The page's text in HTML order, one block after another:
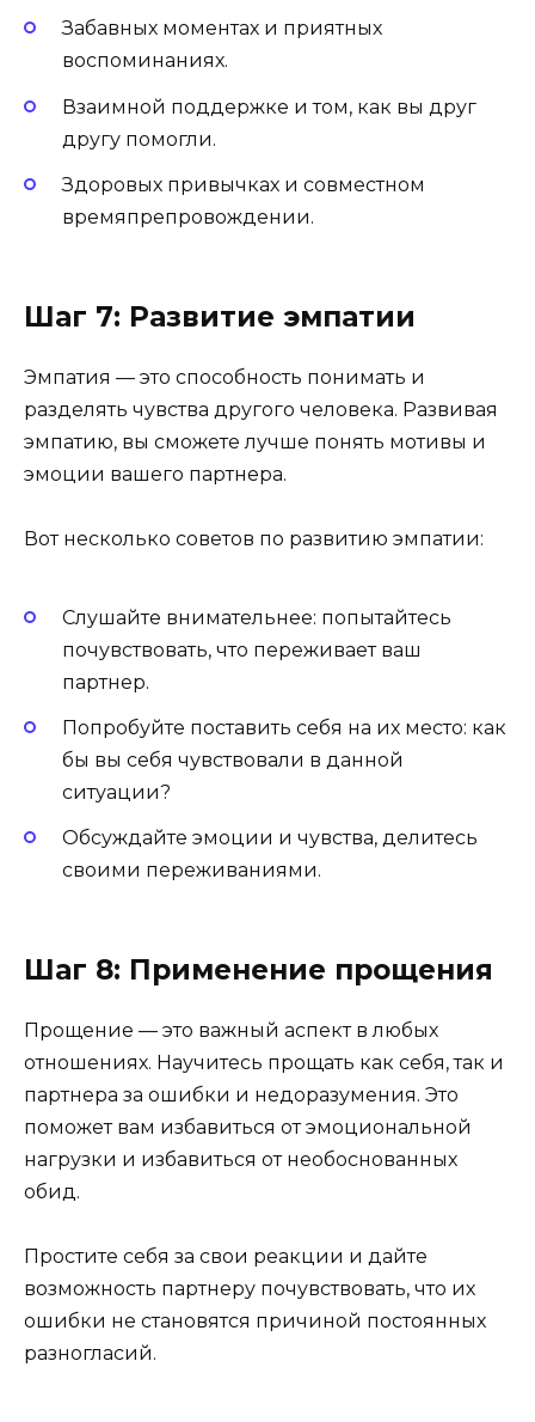
Забавных моментах и приятных
воспоминаниях.
Взаимной поддержке и том, как вы друг
другу помогли.
Здоровых привычках и совместном
времяпрепровождении.
Шаг 7: Развитие эмпатии
Эмпатия — это способность понимать и
разделять чувства другого человека. Развивая
эмпатию, вы сможете лучше понять мотивы и
эмоции вашего партнера.
Вот несколько советов по развитию эмпатии:
Слушайте внимательнее: попытайтесь
почувствовать, что переживает ваш
партнер.
Попробуйте поставить себя на их место: как
бы вы себя чувствовали в данной
ситуации?
Обсуждайте эмоции и чувства, делитесь
своими переживаниями.
Шаг 8: Применение прощения
Прощение — это важный аспект в любых
отношениях. Научитесь прощать как себя, так и
партнера за ошибки и недоразумения. Это
поможет вам избавиться от эмоциональной
нагрузки и избавиться от необоснованных
обид.
Простите себя за свои реакции и дайте
возможность партнеру почувствовать, что их
ошибки не становятся причиной постоянных
разногласий.